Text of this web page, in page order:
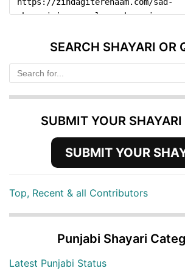
SEARCH SHAYARI OR
SUBMIT YOUR
SUBMIT YOUR
Top, Recent & all Contributors
Punjabi Shayari
Latest Punjabi Status